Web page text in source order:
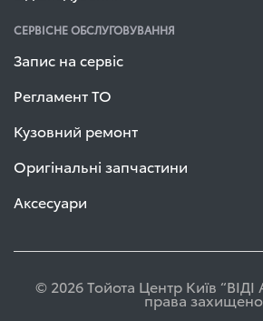
СЕРВІСНЕ ОБСЛУГОВУВАННЯ
Запис на сервіс
Регламент ТО
Кузовний ремонт
Оригінальні запчастини
Аксесуари
© 2026 Тойота Центр Київ “ВІДІ
права захищено